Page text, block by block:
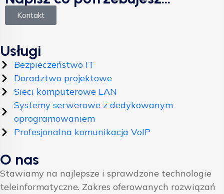
Kontakt
Usługi
Bezpieczeństwo IT
Doradztwo projektowe
Sieci komputerowe LAN
Systemy serwerowe z dedykowanym
oprogramowaniem
Profesjonalna komunikacja VoIP
O nas
Stawiamy na najlepsze i sprawdzone technologie
teleinformatyczne. Zakres oferowanych rozwiązań